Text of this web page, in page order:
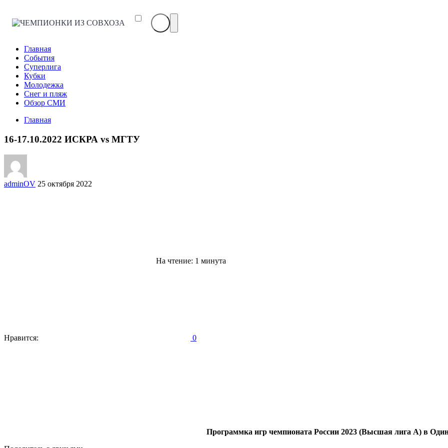
ЧЕМПИОНКИ
Главная
События
Суперлига
Кубки
Молодежка
Снег и пляж
Обзор СМИ
Главная
16-17.10.2022 ИСКРА vs МГТУ
adminOV 25 октября 2022
На чтение: 1 минута
Нравится: 0
Программка игр чемпионата России 2023 (Высшая лига А) в